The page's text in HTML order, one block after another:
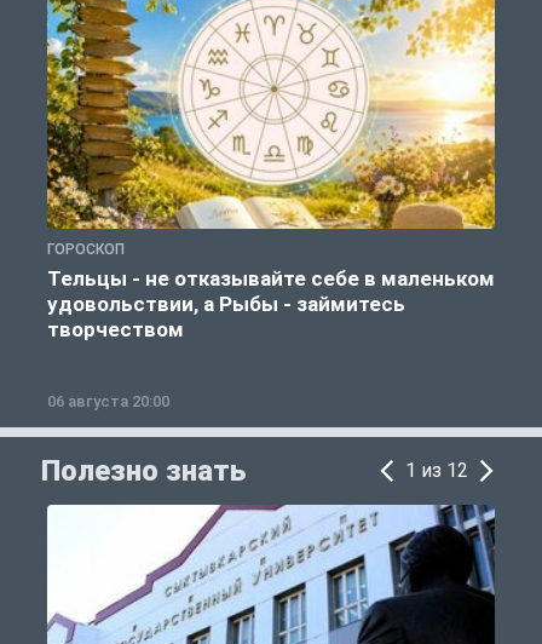
ГОРОСКОП
Тельцы - не отказывайте себе в маленьком
удовольствии, а Рыбы - займитесь
творчеством
06 августа 20:00
Полезно знать 1 из 12